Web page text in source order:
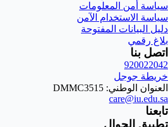
سياسة أمن المعلومات
سياسة الاستخدام الآمن
دليل البيانات المفتوحة
بلاغ رقمي
اتصل بنا
920022042
خريطة جوجل
العنوان الوطني: DMMC3515
care@iu.edu.sa
تابعنا
تطبيق الجوال